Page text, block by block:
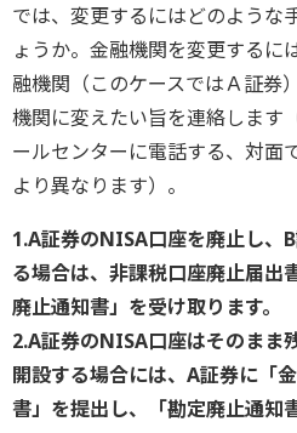
では、変更するにはどのような
ょうか。金融機関を変更するに
融機関（このケースではＡ証券
機関に変えたい旨を連絡します
ールセンターに電話する、対面
より異なります）。
1.A証券のNISA口座を廃止し、
る場合は、非課税口座廃止届出
廃止通知書」を受け取ります。
2.A証券のNISA口座はそのまま
開設する場合には、A証券に「
書」を提出し、「勘定廃止通知